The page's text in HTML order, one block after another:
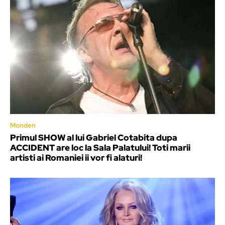
Monden
Primul SHOW al lui Gabriel Cotabita dupa
ACCIDENT are loc la Sala Palatului! Toti marii
artisti ai Romaniei ii vor fi alaturi!